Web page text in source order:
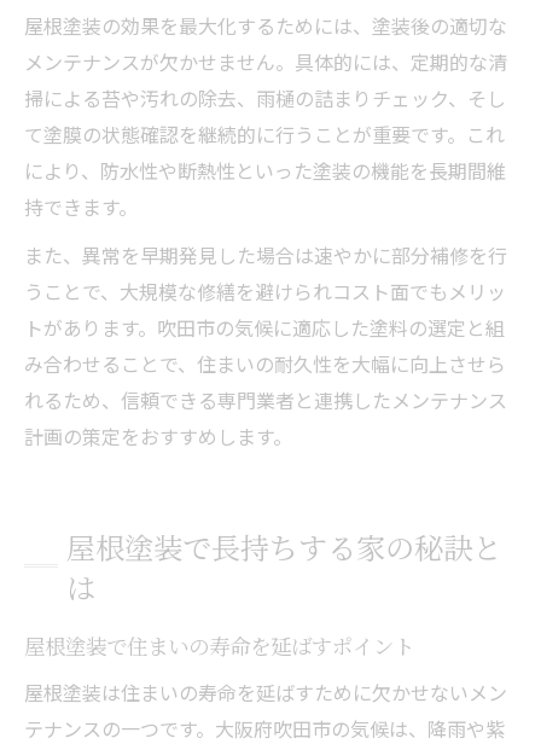
屋根塗装の効果を最大化するためには、塗装後の適切な
メンテナンスが欠かせません。具体的には、定期的な清
掃による苔や汚れの除去、雨樋の詰まりチェック、そし
て塗膜の状態確認を継続的に行うことが重要です。これ
により、防水性や断熱性といった塗装の機能を長期間維
持できます。
また、異常を早期発見した場合は速やかに部分補修を行
うことで、大規模な修繕を避けられコスト面でもメリッ
トがあります。吹田市の気候に適応した塗料の選定と組
み合わせることで、住まいの耐久性を大幅に向上させら
れるため、信頼できる専門業者と連携したメンテナンス
計画の策定をおすすめします。
屋根塗装で長持ちする家の秘訣と
は
屋根塗装で住まいの寿命を延ばすポイント
屋根塗装は住まいの寿命を延ばすために欠かせないメン
テナンスの一つです。大阪府吹田市の気候は、降雨や紫